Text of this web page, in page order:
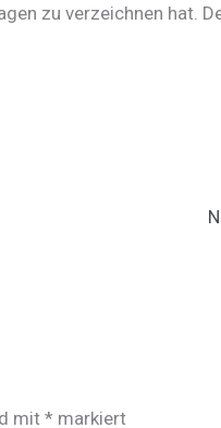
zu verzeichnen hat.
mit* markiert